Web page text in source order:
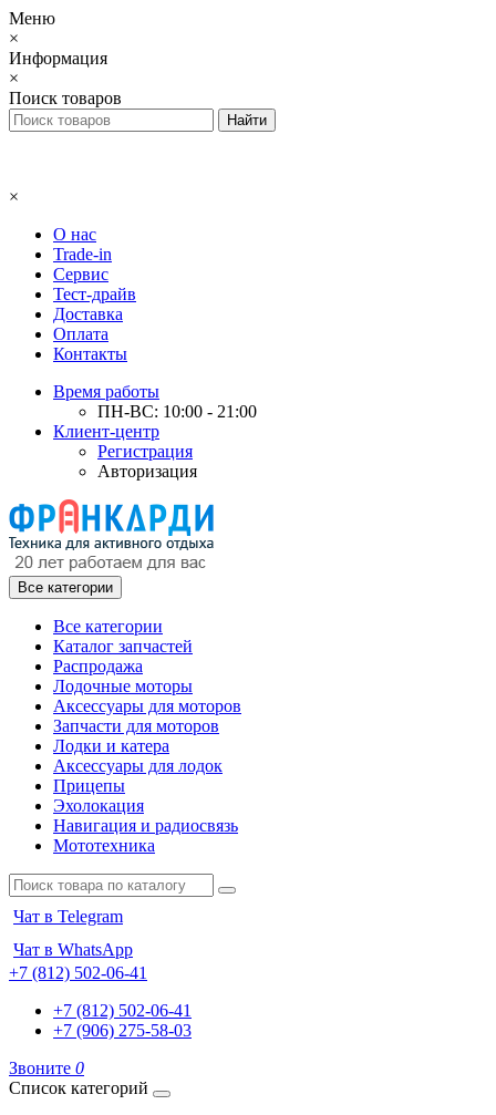
Меню
×
Информация
×
Поиск товаров
×
О нас
Trade-in
Сервис
Тест-драйв
Доставка
Оплата
Контакты
Время работы
ПН-ВС: 10:00 - 21:00
Клиент-центр
Регистрация
Авторизация
Все категории
Все категории
Каталог запчастей
Распродажа
Лодочные моторы
Аксессуары для моторов
Запчасти для моторов
Лодки и катера
Аксессуары для лодок
Прицепы
Эхолокация
Навигация и радиосвязь
Мототехника
Чат в Telegram
Чат в WhatsApp
+7 (812) 502-06-41
+7 (812) 502-06-41
+7 (906) 275-58-03
Звоните 0
Список категорий